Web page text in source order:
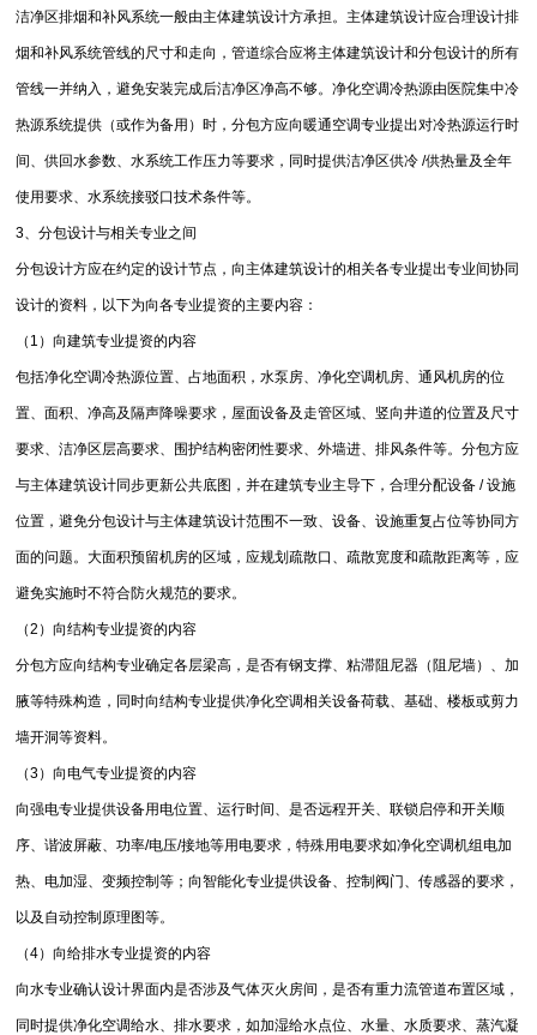
洁净区排烟和补风系统一般由主体建筑设计方承担。主体建筑设计应合理设计排
烟和补风系统管线的尺寸和走向，管道综合应将主体建筑设计和分包设计的所有
管线一并纳入，避免安装完成后洁净区净高不够。净化空调冷热源由医院集中冷
热源系统提供（或作为备用）时，分包方应向暖通空调专业提出对冷热源运行时
间、供回水参数、水系统工作压力等要求，同时提供洁净区供冷 /供热量及全年
使用要求、水系统接驳口技术条件等。
3、分包设计与相关专业之间
分包设计方应在约定的设计节点，向主体建筑设计的相关各专业提出专业间协同
设计的资料，以下为向各专业提资的主要内容：
（1）向建筑专业提资的内容
包括净化空调冷热源位置、占地面积，水泵房、净化空调机房、通风机房的位
置、面积、净高及隔声降噪要求，屋面设备及走管区域、竖向井道的位置及尺寸
要求、洁净区层高要求、围护结构密闭性要求、外墙进、排风条件等。分包方应
与主体建筑设计同步更新公共底图，并在建筑专业主导下，合理分配设备 / 设施
位置，避免分包设计与主体建筑设计范围不一致、设备、设施重复占位等协同方
面的问题。大面积预留机房的区域，应规划疏散口、疏散宽度和疏散距离等，应
避免实施时不符合防火规范的要求。
（2）向结构专业提资的内容
分包方应向结构专业确定各层梁高，是否有钢支撑、粘滞阻尼器（阻尼墙）、加
腋等特殊构造，同时向结构专业提供净化空调相关设备荷载、基础、楼板或剪力
墙开洞等资料。
（3）向电气专业提资的内容
向强电专业提供设备用电位置、运行时间、是否远程开关、联锁启停和开关顺
序、谐波屏蔽、功率/电压/接地等用电要求，特殊用电要求如净化空调机组电加
热、电加湿、变频控制等；向智能化专业提供设备、控制阀门、传感器的要求，
以及自动控制原理图等。
（4）向给排水专业提资的内容
向水专业确认设计界面内是否涉及气体灭火房间，是否有重力流管道布置区域，
同时提供净化空调给水、排水要求，如加湿给水点位、水量、水质要求、蒸汽凝